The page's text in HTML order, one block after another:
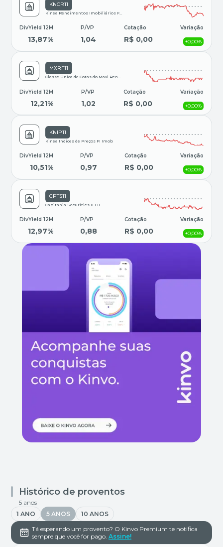
KNCR11
DivYield 12M
13,87%
P/VP
1,04
Cotação
R$ 0,00
Variação
+0,00%
MXRF11
Classe Única de Cotas do Maxi Renda Fundo de Inves
DivYield 12M
12,21%
P/VP
1,02
Cotação
R$ 0,00
Variação
+0,00%
KNIP11
Kinea Indices de Preços FI Imob
DivYield 12M
10,51%
P/VP
0,97
Cotação
R$ 0,00
Variação
+0,00%
CPTS11
Capitania Securities II FII
DivYield 12M
12,97%
P/VP
0,88
Cotação
R$ 0,00
Variação
+0,00%
Histórico de proventos
5 anos
1 ANO
5 ANOS
10 ANOS
Tá esperando um provento? O Kinvo Premium te notifica
sempre que você for pago. Assine!